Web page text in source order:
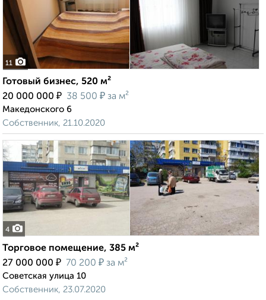
11
Готовый бизнес, 520 м²
20 000 000 ₽ 38 500 ₽ за м²
Македонского 6
Собственник, 21.10.2020
4
Торговое помещение, 385 м²
27 000 000 ₽ 70 200 ₽ за м²
Советская улица 10
Собственник, 23.07.2020